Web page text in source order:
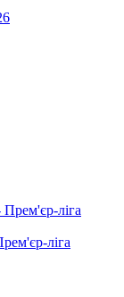
ліга
ліга